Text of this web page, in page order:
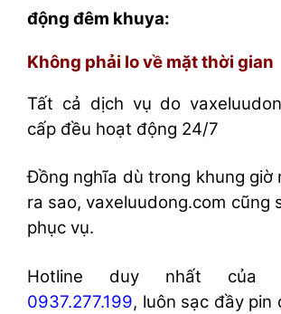
động đêm khuya:
Không phải lo về mặt thời gian
Tất cả dịch vụ do
cấp đều hoạt động 24/7
Đồng nghĩa dù trong khung giờ
ra sao, vaxeluudong.com cũng
phục vụ.
Hotline duy nhất của
0937.277.199, luôn sạc đầy pin